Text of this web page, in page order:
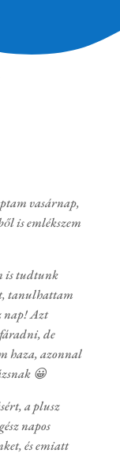
vasárnap,
is emlékszem
is tudtunk
tanulhattam
nap! Azt
de
haza, azonnal
😀
a plusz
napos
és emiatt